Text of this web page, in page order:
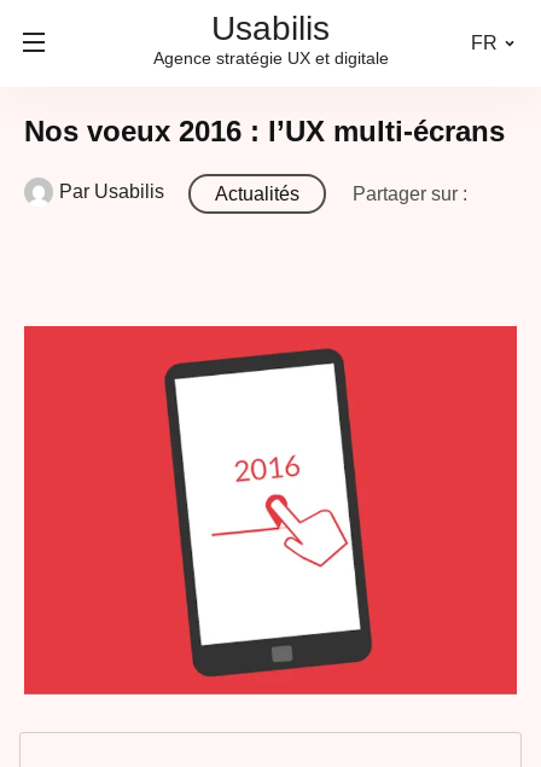
Usabilis
Agence stratégie UX et digitale
FR
Nos voeux 2016 : l’UX multi-écrans
Par Usabilis Actualités Partager sur :